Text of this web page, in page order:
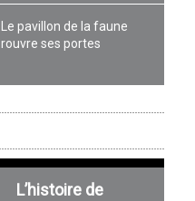
Le pavillon de la faune
rouvre ses portes
L’histoire de